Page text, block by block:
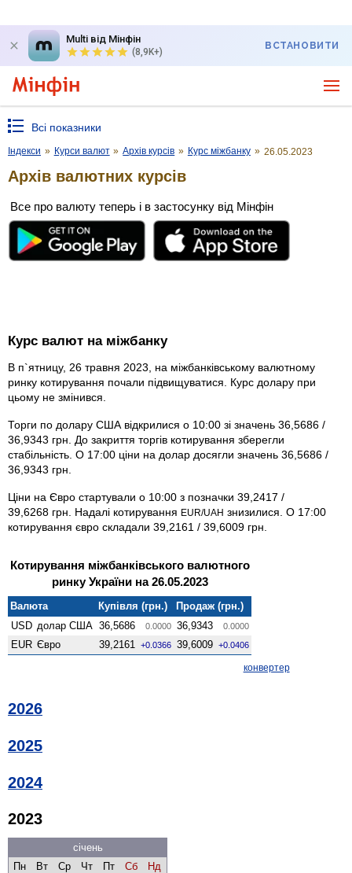
Multi від Мінфін
(8,9K+)
ВСТАНОВИТИ
Всі показники
Індекси » Курси валют » Архів курсів » Курс міжбанку » 26.05.2023
Архів валютних курсів
Все про валюту теперь і в застосунку від Мінфін
Курс валют на міжбанку
В п`ятницу, 26 травня 2023, на міжбанківському валютному
ринку котирування почали підвищуватися. Курс долару при
цьому не змінився.
Торги по долару США відкрилися о 10:00 зі значень 36,5686 /
36,9343 грн. До закриття торгів котирування зберегли
стабільність. О 17:00 ціни на долар досягли значень 36,5686 /
36,9343 грн.
Ціни на Євро стартували о 10:00 з позначки 39,2417 /
39,6268 грн. Надалі котирування EUR/UAH знизилися. О 17:00
котирування євро складали 39,2161 / 39,6009 грн.
Котирування міжбанківського валютного
ринку України на 26.05.2023
Валюта Купівля (грн.)
Продаж (грн.)
USD долар США 36,5686 0.0000 36,9343 0.0000
EUR Євро 39,2161 +0.0366 39,6009 +0.0406
конвертер
2026
2025
2024
2023
січень
Пн
Вт Ср Чт Пт Сб
Нд